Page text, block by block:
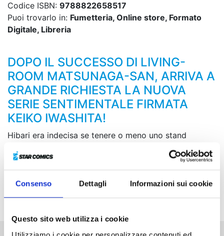
Consenso Dettagli Informazioni sui cookie
Questo sito web utilizza i cookie
Codice ISBN: 9788822658517
Puoi trovarlo in: Fumetteria, Online store, Formato
Digitale, Libreria
DOPO IL SUCCESSO DI LIVING-
ROOM MATSUNAGA-SAN, ARRIVA A
GRANDE RICHIESTA LA NUOVA
SERIE SENTIMENTALE FIRMATA
KEIKO IWASHITA!
Hibari era indecisa se tenere o meno uno stand
all’importante Festival di Arte dell’Accademia, ma
grazie all’insistenza di Gaku ritrova la fiducia in se
stessa e si decide a farlo. Intanto la sua amica Airi
vorrebbe dichiararsi a Joichiro, un membro della band
di Gaku…